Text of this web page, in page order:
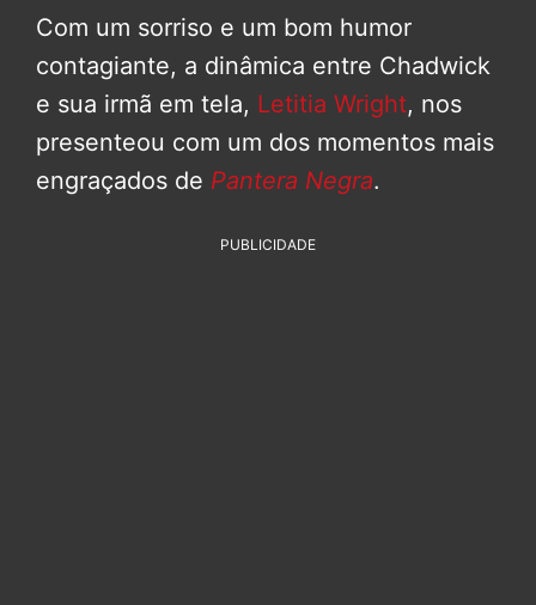
Com um sorriso e um bom humor
contagiante, a dinâmica entre Chadwick
e sua irmã em tela, Letitia Wright, nos
presenteou com um dos momentos mais
engraçados de Pantera Negra.
PUBLICIDADE